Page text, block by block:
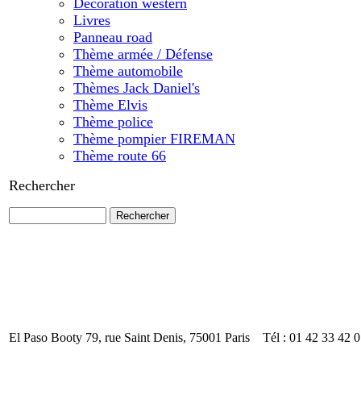
Décoration western
Livres
Panneau road
Thème armée / Défense
Thème automobile
Thèmes Jack Daniel's
Thème Elvis
Thème police
Thème pompier FIREMAN
Thème route 66
Rechercher
El Paso Booty 79, rue Saint Denis, 75001 Paris Tél : 01 42 33 42